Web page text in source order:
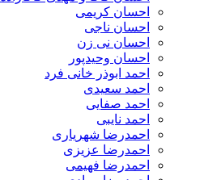
احسان کریمی
احسان ناجی
احسان نی زن
احسان وحیدپور
احمد ابوذر خانی فرد
احمد سعیدی
احمد صفایی
احمد نایبی
احمدرضا شهریاری
احمدرضا عزیزی
احمدرضا فهیمی